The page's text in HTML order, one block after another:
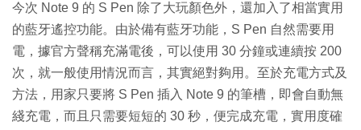
今次 Note 9 的 S Pen 除了大玩顏色外，還加入了相當實用
的藍牙遙控功能。由於備有藍牙功能，S Pen 自然需要用
電，據官方聲稱充滿電後，可以使用 30 分鐘或連續按 200
次，就一般使用情況而言，其實絕對夠用。至於充電方式及
方法，用家只要將 S Pen 插入 Note 9 的筆槽，即會自動無
綫充電，而且只需要短短的 30 秒，便完成充電，實用度確